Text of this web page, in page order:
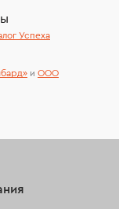
Успеха
и ООО